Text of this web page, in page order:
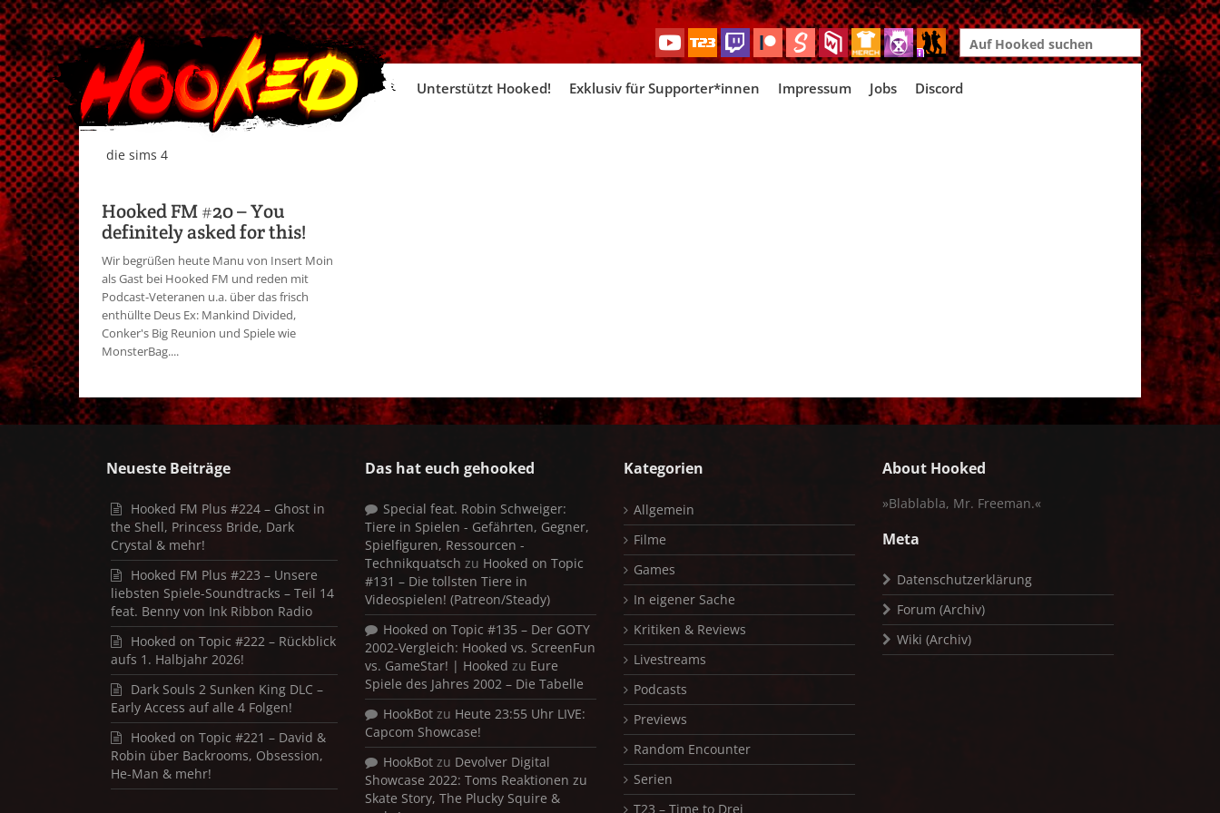
Search
for:
Skip
Unterstützt Hooked! Exklusiv für Supporter*innen Impressum Jobs Discord
die sims 4
Hooked FM #20 – You
definitely asked for this!
Wir begrüßen heute Manu von Insert Moin
als Gast bei Hooked FM und reden mit
Podcast-Veteranen u.a. über das frisch
enthüllte Deus Ex: Mankind Divided,
Conker's Big Reunion und Spiele wie
MonsterBag....
Neueste Beiträge
Hooked FM Plus #224 – Ghost in
the Shell, Princess Bride, Dark
Crystal & mehr!
Hooked FM Plus #223 – Unsere
liebsten Spiele-Soundtracks – Teil 14
feat. Benny von Ink Ribbon Radio
Hooked on Topic #222 – Rückblick
aufs 1. Halbjahr 2026!
Dark Souls 2 Sunken King DLC –
Early Access auf alle 4 Folgen!
Hooked on Topic #221 – David &
Robin über Backrooms, Obsession,
He-Man & mehr!
Das hat euch gehooked
Special feat. Robin Schweiger:
Tiere in Spielen - Gefährten, Gegner,
Spielfiguren, Ressourcen -
Technikquatsch zu Hooked on Topic
#131 – Die tollsten Tiere in
Videospielen! (Patreon/Steady)
Hooked on Topic #135 – Der GOTY
2002-Vergleich: Hooked vs. ScreenFun
vs. GameStar! | Hooked zu Eure
Spiele des Jahres 2002 – Die Tabelle
HookBot zu Heute 23:55 Uhr LIVE:
Capcom Showcase!
HookBot zu Devolver Digital
Showcase 2022: Toms Reaktionen zu
Skate Story, The Plucky Squire &
Kategorien
Allgemein
Filme
Games
In eigener Sache
Kritiken & Reviews
Livestreams
Podcasts
Previews
Random Encounter
Serien
T23 – Time to Drei
About Hooked
»Blablabla, Mr. Freeman.«
Meta
Datenschutzerklärung
Forum (Archiv)
Wiki (Archiv)